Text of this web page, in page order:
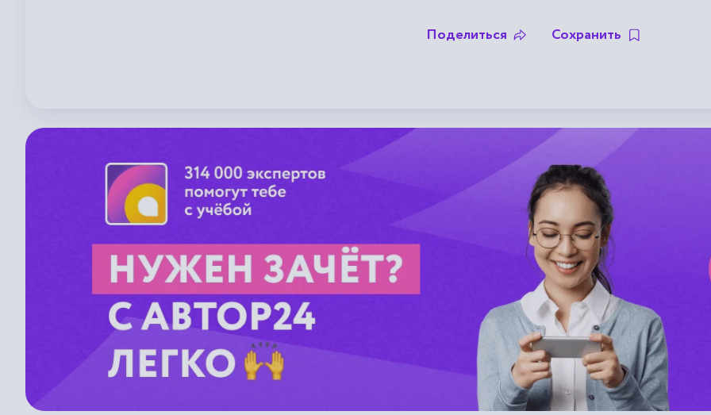
Поделиться Сохранить